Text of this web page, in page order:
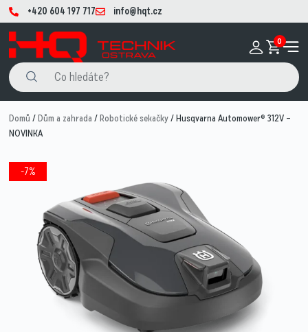
+420 604 197 717 info@hqt.cz
0
Domů /Dům a zahrada /Robotické sekačky/ Husqvarna Automower® 312V –
NOVINKA
-7%